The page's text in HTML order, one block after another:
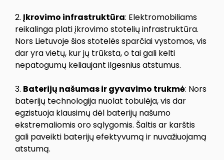
2. Įkrovimo infrastruktūra: Elektromobiliams
reikalinga plati įkrovimo stotelių infrastruktūra.
Nors Lietuvoje šios stotelės sparčiai vystomos, vis
dar yra vietų, kur jų trūksta, o tai gali kelti
nepatogumų keliaujant ilgesnius atstumus.
3. Baterijų našumas ir gyvavimo trukmė: Nors
baterijų technologija nuolat tobulėja, vis dar
egzistuoja klausimų dėl baterijų našumo
ekstremaliomis oro sąlygomis. Šaltis ar karštis
gali paveikti baterijų efektyvumą ir nuvažiuojamą
atstumą.